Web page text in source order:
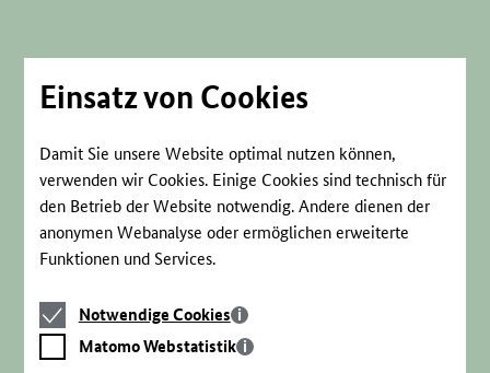
Einsatz von Cookies
Damit Sie unsere Website optimal nutzen können,
verwenden wir Cookies. Einige Cookies sind technisch für
den Betrieb der Website notwendig. Andere dienen der
anonymen Webanalyse oder ermöglichen erweiterte
Funktionen und Services.
Notwendige
Cookies
Notwendige Cookies
Matomo
Webstatistik
Matomo Webstatistik